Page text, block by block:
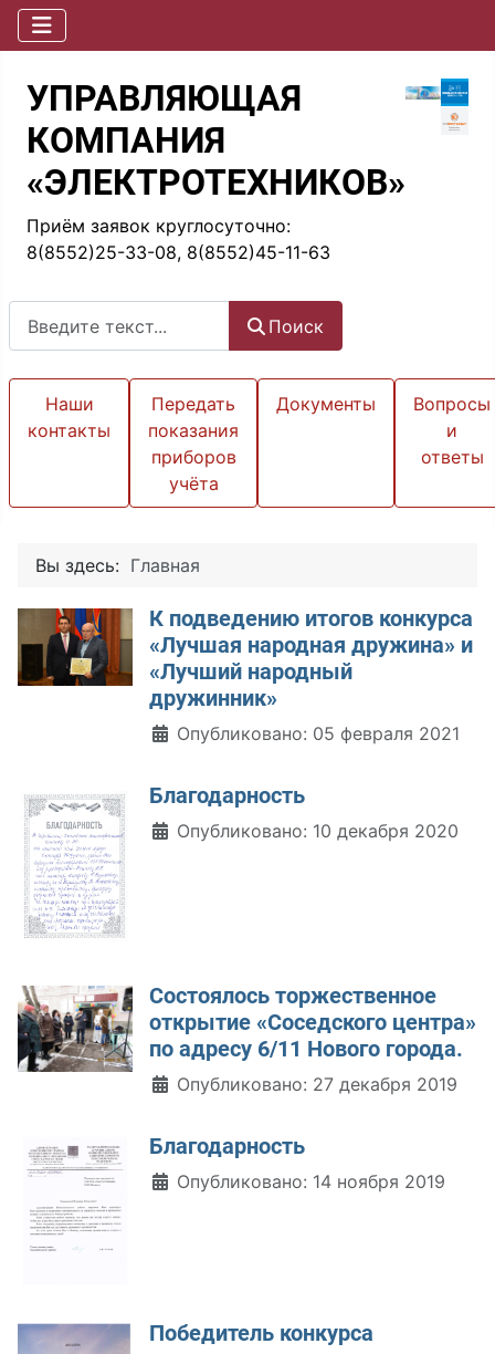
УПРАВЛЯЮЩАЯ
КОМПАНИЯ
«ЭЛЕКТРОТЕХНИКОВ»
Приём заявок круглосуточно:
8(8552)25-33-08, 8(8552)45-11-63
Поиск
Наши
контакты
Передать
показания
приборов
учёта
Документы
Вопросы
и
ответы
Вы здесь: Главная
К подведению итогов конкурса
«Лучшая народная дружина» и
«Лучший народный
дружинник»
Информация о материале
Опубликовано: 05 февраля 2021
Благодарность
Информация о материале
Опубликовано: 10 декабря 2020
Состоялось торжественное
открытие «Соседского центра»
по адресу 6/11 Нового города.
Информация о материале
Опубликовано: 27 декабря 2019
Благодарность
Информация о материале
Опубликовано: 14 ноября 2019
Победитель конкурса